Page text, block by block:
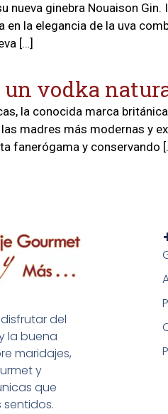
nueva ginebra Nouaison
en la elegancia de la uva
[…]
un vodka
la conocida marca
madres más modernas y
fanerógama y conservando
del
la buena
maridajes,
y
que